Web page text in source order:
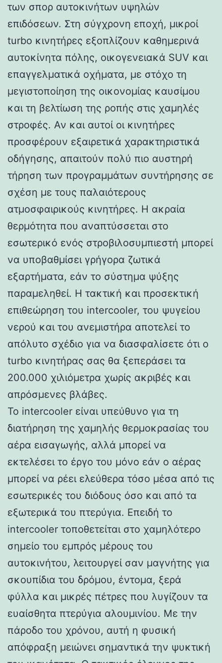
των σπορ αυτοκινήτων υψηλών
επιδόσεων. Στη σύγχρονη εποχή, μικροί
turbo κινητήρες εξοπλίζουν καθημερινά
αυτοκίνητα πόλης, οικογενειακά SUV και
επαγγελματικά οχήματα, με στόχο τη
μεγιστοποίηση της οικονομίας καυσίμου
και τη βελτίωση της ροπής στις χαμηλές
στροφές. Αν και αυτοί οι κινητήρες
προσφέρουν εξαιρετικά χαρακτηριστικά
οδήγησης, απαιτούν πολύ πιο αυστηρή
τήρηση των προγραμμάτων συντήρησης σε
σχέση με τους παλαιότερους
ατμοσφαιρικούς κινητήρες. Η ακραία
θερμότητα που αναπτύσσεται στο
εσωτερικό ενός στροβιλοσυμπιεστή μπορεί
να υποβαθμίσει γρήγορα ζωτικά
εξαρτήματα, εάν το σύστημα ψύξης
παραμεληθεί. Η τακτική και προσεκτική
επιθεώρηση του intercooler, του ψυγείου
νερού και του ανεμιστήρα αποτελεί το
απόλυτο σχέδιο για να διασφαλίσετε ότι ο
turbo κινητήρας σας θα ξεπεράσει τα
200.000 χιλιόμετρα χωρίς ακριβές και
απρόσμενες βλάβες.
Το intercooler είναι υπεύθυνο για τη
διατήρηση της χαμηλής θερμοκρασίας του
αέρα εισαγωγής, αλλά μπορεί να
εκτελέσει το έργο του μόνο εάν ο αέρας
μπορεί να ρέει ελεύθερα τόσο μέσα από τις
εσωτερικές του διόδους όσο και από τα
εξωτερικά του πτερύγια. Επειδή το
intercooler τοποθετείται στο χαμηλότερο
σημείο του εμπρός μέρους του
αυτοκινήτου, λειτουργεί σαν μαγνήτης για
σκουπίδια του δρόμου, έντομα, ξερά
φύλλα και μικρές πέτρες που λυγίζουν τα
ευαίσθητα πτερύγια αλουμινίου. Με την
πάροδο του χρόνου, αυτή η φυσική
απόφραξη μειώνει σημαντικά την ψυκτική